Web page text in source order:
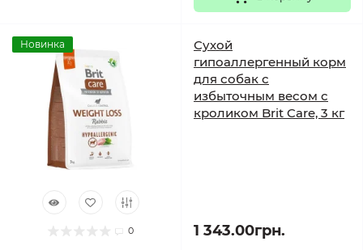
Новинка
0
Сухой
гипоаллергенный корм
для собак с
избыточным весом с
кроликом Brit Care, 3 кг
1 343.00грн.